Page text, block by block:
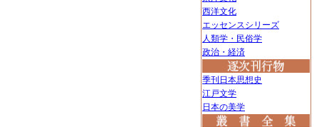
西洋文化
エッセンスシリーズ
人類学・民俗学
政治・経済
季刊日本思想史
江戸文学
日本の美学